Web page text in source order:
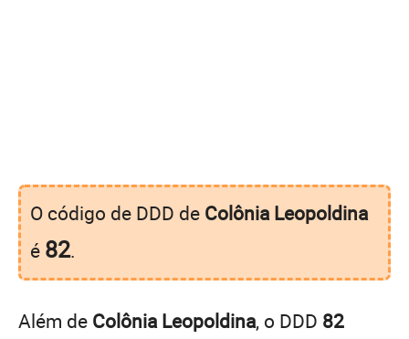
O código de DDD de Colônia Leopoldina
é 82.
Além de Colônia Leopoldina, o DDD 82